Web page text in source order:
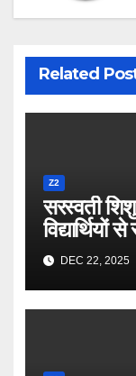
Related
Z2
सरस्वती
विद्यार्थियों
DEC 22, 2025